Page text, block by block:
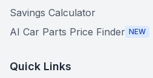
Savings Calculator
AI Car Parts Price Finder NEW
Quick Links